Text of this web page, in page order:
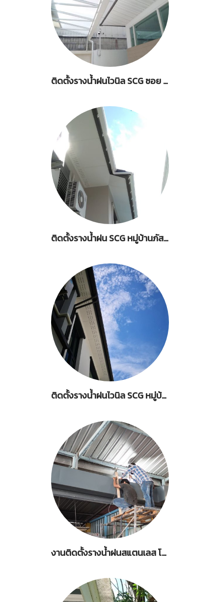
ติดตั้งรางน้ำฝนไวนิล SCG ซอย 49 ถ.สาธุประดิษฐ์-บางนา
ติดตั้งรางน้ำฝน SCG หมู่บ้านภัสสร เพรสทีจ บางนา-สุวรรณภูมิ
ติดตั้งรางน้ำฝนไวนิล SCG หมู่บ้าน The City พุทธมณฑลสาย1
งานติดตั้งรางน้ำฝนสแตนเลส โกดังเก็บสินค้า